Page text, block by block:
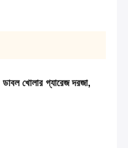
ডাবল খোলার গ্যারেজ দরজা,